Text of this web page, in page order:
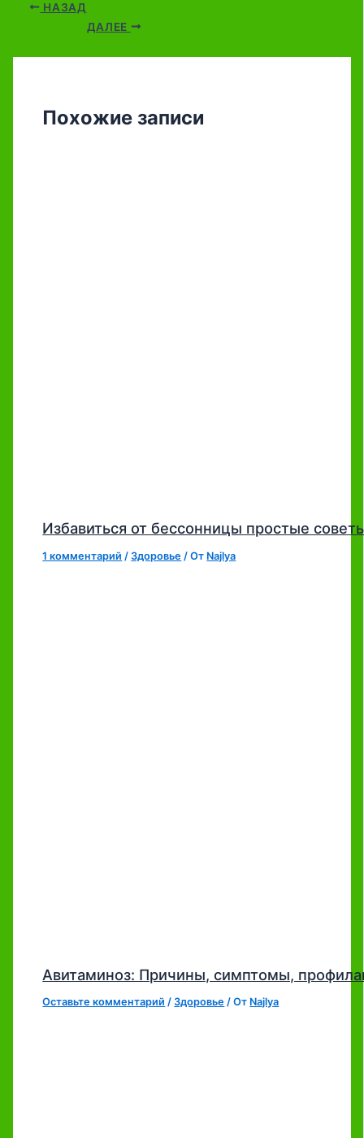
НАЗАД
ДАЛЕЕ
Похожие записи
Избавиться от бессонницы простые
1 комментарий /Здоровье / От Najlya
Авитаминоз: Причины, симптомы,
Оставьте комментарий /Здоровье / От Najlya